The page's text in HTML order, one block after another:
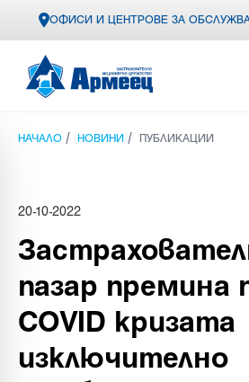
ОФИСИ И ЦЕНТРОВЕ ЗА
НАЧАЛО / НОВИНИ / ПУБЛИКАЦИИ
20-10-2022
пазар премина
COVID кризата
изключително